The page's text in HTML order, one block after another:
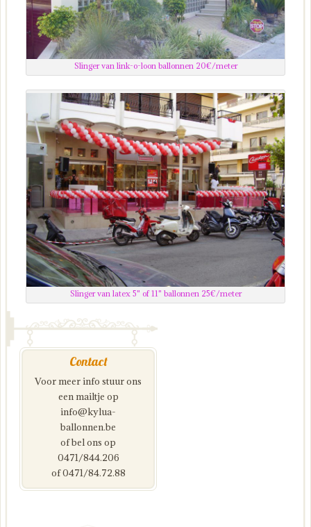
Slinger van link-o-loon ballonnen 20€/meter
Slinger van latex 5" of 11" ballonnen 25€/meter
Contact
Voor meer info stuur ons
een mailtje op
info@kylua-
ballonnen.be
of bel ons op
0471/844.206
of 0471/84.72.88